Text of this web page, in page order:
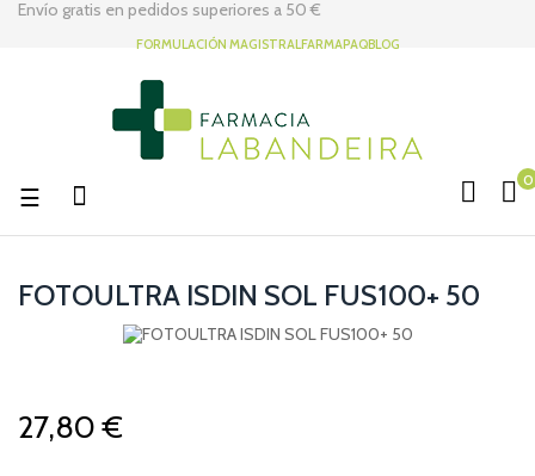
Envío gratis en pedidos superiores a 50 €
FORMULACIÓN MAGISTRALFARMAPAQBLOG
0
Navegación
palanca
☰
FOTOULTRA ISDIN SOL FUS100+ 50
27,80 €